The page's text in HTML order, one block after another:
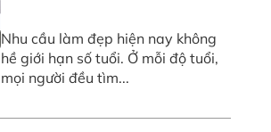
Nhu cầu làm đẹp hiện nay không
hề giới hạn số tuổi. Ở mỗi độ tuổi,
mọi người đều tìm...